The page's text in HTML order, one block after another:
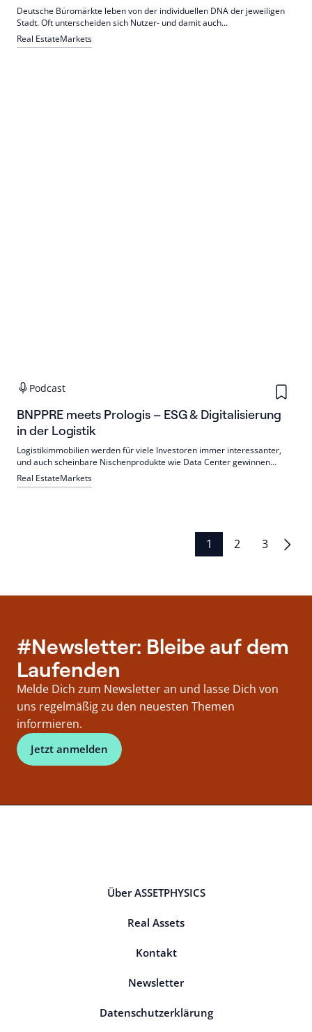
Deutsche Büromärkte leben von der individuellen DNA der jeweiligen
Stadt. Oft unterscheiden sich Nutzer- und damit auch
Nachfragestrukturen stark voneinander.
Real EstateMarkets
Podcast
BNPPRE meets Prologis – ESG & Digitalisierung
in der Logistik
Logistikimmobilien werden für viele Investoren immer interessanter,
und auch scheinbare Nischenprodukte wie Data Center gewinnen
immer mehr an Bedeutung. Woher kommt das?
Real EstateMarkets
1 2 3
#Newsletter: Bleibe auf dem
Laufenden
Melde Dich zum Newsletter an und lasse Dich von
uns regelmäßig zu den neuesten Themen
informieren.
Jetzt anmelden
Über ASSETPHYSICS
Real Assets
Kontakt
Newsletter
Datenschutzerklärung